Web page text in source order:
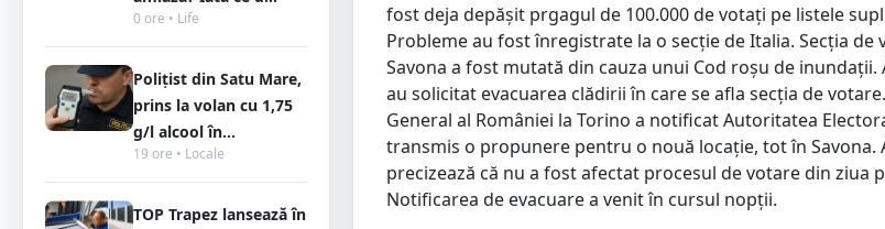
0 ore • Life
Polițist din Satu Mare,
prins la volan cu 1,75
g/l alcool în...
19 ore • Locale
TOP Trapez lansează în
fost deja depășit prgagul de 100.000 de votați pe listele
Probleme au fost înregistrate la o secție de Italia. Secția de
Savona a fost mutată din cauza unui Cod roșu de
au solicitat evacuarea clădirii în care se afla secția de
General al României la Torino a notificat Autoritatea
transmis o propunere pentru o nouă locație, tot în
precizează că nu a fost afectat procesul de votare din ziua
Notificarea de evacuare a venit în cursul nopții.